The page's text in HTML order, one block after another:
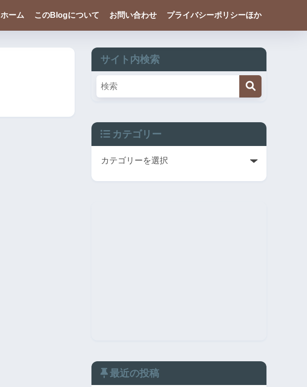
ホーム このBlogについて お問い合わせ プライバシーポリシーほか
サイト内検索
カテゴリー
最近の投稿